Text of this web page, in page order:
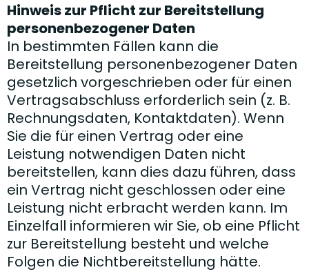
Hinweis zur Pflicht zur Bereitstellung
personenbezogener Daten
In bestimmten Fällen kann die
Bereitstellung personenbezogener Daten
gesetzlich vorgeschrieben oder für einen
Vertragsabschluss erforderlich sein (z. B.
Rechnungsdaten, Kontaktdaten). Wenn
Sie die für einen Vertrag oder eine
Leistung notwendigen Daten nicht
bereitstellen, kann dies dazu führen, dass
ein Vertrag nicht geschlossen oder eine
Leistung nicht erbracht werden kann. Im
Einzelfall informieren wir Sie, ob eine Pflicht
zur Bereitstellung besteht und welche
Folgen die Nichtbereitstellung hätte.